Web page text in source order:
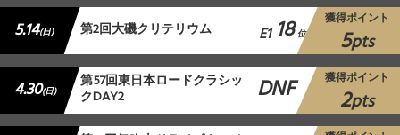
5.14(日) 第2回大磯クリテリウム E1 18 位
獲得ポイント
5pts
4.30(日) 第57回東日本ロードクラシッ
クDAY2 DNF 獲得ポイント
2pts